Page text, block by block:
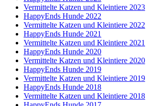
Vermittelte Katzen und Kleintiere 2023
HappyEnds Hunde 2022
Vermittelte Katzen und Kleintiere 2022
HappyEnds Hunde 2021
Vermittelte Katzen und Kleintiere 2021
HappyEnds Hunde 2020
Vermittelte Katzen und Kleintiere 2020
HappyEnds Hunde 2019
Vermittelte Katzen und Kleintiere 2019
HappyEnds Hunde 2018
Vermittelte Katzen und Kleintiere 2018